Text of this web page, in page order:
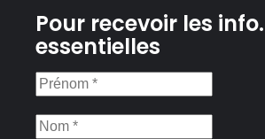
Pour recevoir les info.
essentielles
Prénom
*
Nom